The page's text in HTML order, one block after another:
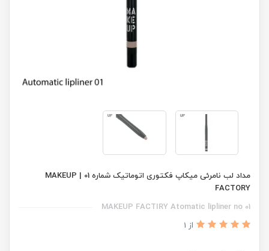
مداد لب نامرئی میکاپ فکتوری اتوماتیک شماره 01 | MAKEUP
FACTORY
MAKEUP FACTIRY Atomatic lipliner no 01
از 1